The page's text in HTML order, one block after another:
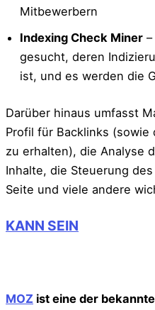
Mitbewerbern
Indexing Check Miner
gesucht, deren
ist, und es werden die
Darüber hinaus umfasst
Profil für Backlinks
zu erhalten), die Analyse
Inhalte, die Steuerung
Seite und viele andere
KANN SEIN
MOZ ist eine der